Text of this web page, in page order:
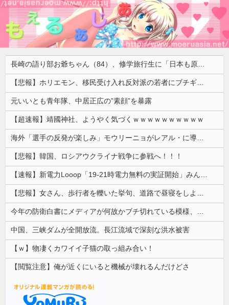
長崎の語り部お爺ちゃん（84）、修学旅行生に「日本も原爆を持たないと負ける」と言われびっくり！ 被団協代表（85）も中学生に「核を持たないで日本を守れますか」と問われ危機感
【悲報】ホリエモン、移民受け入れ反対派の若者にブチギレ「差別するなんて最低だ！」 → スタジオ誰も反論できず沈黙 ………
元いいとも青年隊、中居正広の”素顔”を暴露
【超速報】靖國神社、ようやく気づくｗｗｗｗｗｗｗｗｗｗ
海外「選手の反発が楽しみ」モウリーニョがレアル・に導入した新ルール（海外の反応）
【悲報】韓国、ロシアウクライナ戦争に参戦へ！！！
【速報】新電力Looop「19-21時電力無料の実証開始」みんなこれにするじゃん、電力会社の勢力図が変わるか
【悲報】女さん、歩行者を轢いた挙句、道路で昼寝をしようとしてしまう
今年の防衛白書にメディアが何故かブチ切れている模様、躍起になって批判するも逆に有権者からは……
中国、三峡ダムが全開放流。長江流域で深刻な洪水被害
【ｗ】物凄くカワイイ子猫の取っ組み合い！
【閲覧注意】俺が近くにいると機械が壊れるんだけどさ